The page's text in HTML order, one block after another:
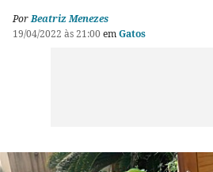
PorBeatriz Menezes
19/04/2022 às 21:00 emGatos